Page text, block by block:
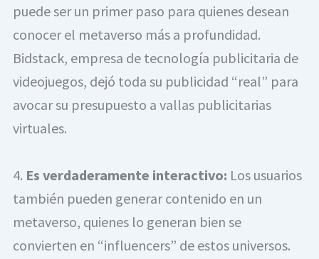
puede ser un primer paso para quienes desean
conocer el metaverso más a profundidad.
Bidstack, empresa de tecnología publicitaria de
videojuegos, dejó toda su publicidad “real” para
avocar su presupuesto a vallas publicitarias
virtuales.
4. Es verdaderamente interactivo: Los usuarios
también pueden generar contenido en un
metaverso, quienes lo generan bien se
convierten en “influencers” de estos universos.